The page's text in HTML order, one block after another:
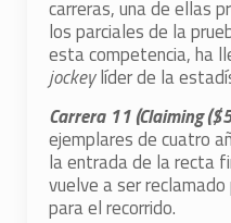
carreras, una de ellas
los parciales de la
esta competencia, ha
jockeylíder de la
Carrera 11 (Claiming
ejemplares de cuatro
la entrada de la recta
vuelve a ser
para el recorrido.